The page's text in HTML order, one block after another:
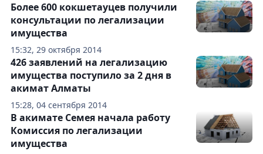
15:32, 29 октября 2014
Более 600 кокшетауцев получили
консультации по легализации
имущества
15:28, 04 сентября 2014
426 заявлений на легализацию
имущества поступило за 2 дня в
акимат Алматы
В акимате Семея начала работу
Комиссия по легализации
имущества